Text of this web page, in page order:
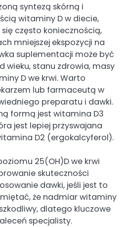
syntezą skórną i
witaminy D w diecie,
często koniecznością,
mniejszej ekspozycji na
suplementacji może być
wieku, stanu zdrowia, masy
D we krwi. Warto
lub farmaceutą w
preparatu i dawki.
formą jest witamina D3
jest lepiej przyswajana
D2 (ergokalcyferol).
25(OH)D we krwi
skuteczności
dawki, jeśli jest to
że nadmiar witaminy
dlatego kluczowe
specjalisty.